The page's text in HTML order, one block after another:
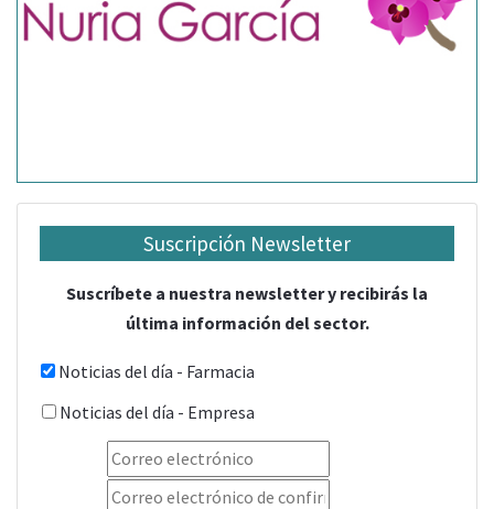
Suscripción Newsletter
Suscríbete a nuestra newsletter y recibirás la
última información del sector.
Noticias del día - Farmacia
Noticias del día - Empresa